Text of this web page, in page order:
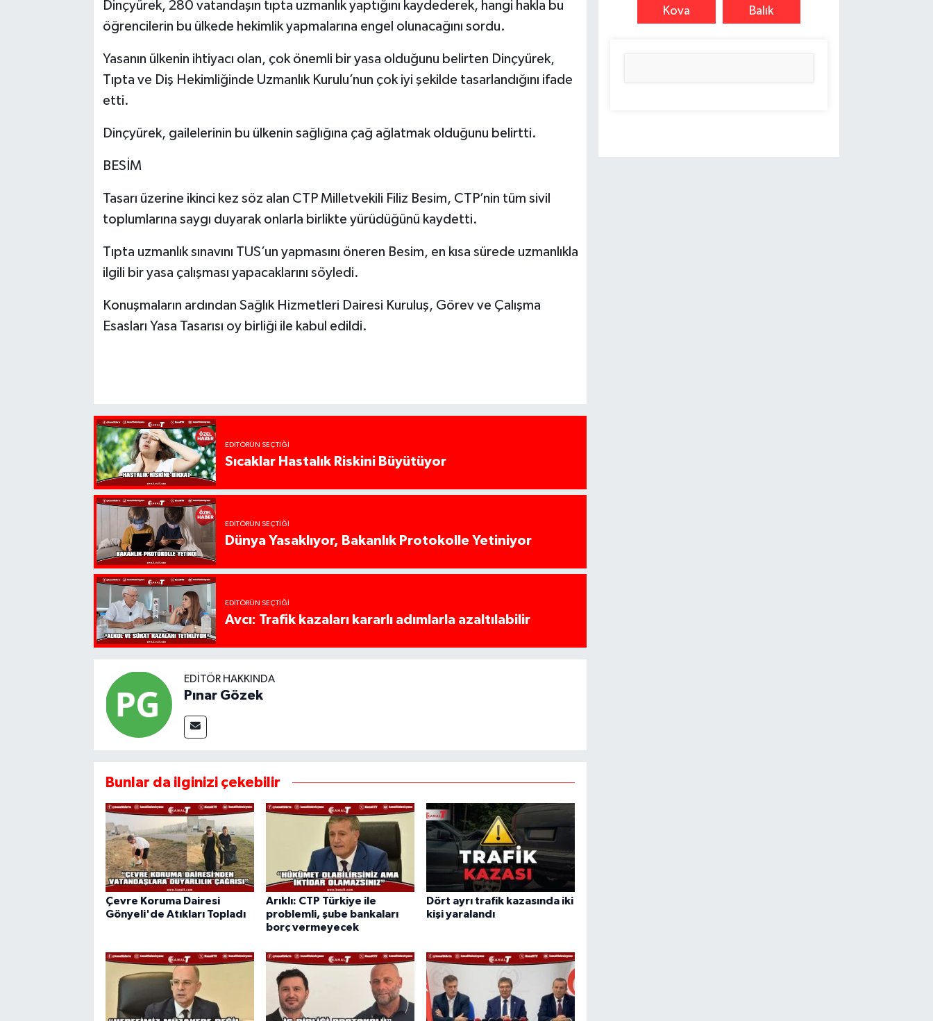
Dinçyürek, 280 vatandaşın tıpta uzmanlık yaptığını kaydederek, hangi hakla bu
öğrencilerin bu ülkede hekimlik yapmalarına engel olunacağını sordu.
Yasanın ülkenin ihtiyacı olan, çok önemli bir yasa olduğunu belirten Dinçyürek,
Tıpta ve Diş Hekimliğinde Uzmanlık Kurulu’nun çok iyi şekilde tasarlandığını ifade
etti.
Dinçyürek, gailelerinin bu ülkenin sağlığına çağ ağlatmak olduğunu belirtti.
BESİM
Tasarı üzerine ikinci kez söz alan CTP Milletvekili Filiz Besim, CTP’nin tüm sivil
toplumlarına saygı duyarak onlarla birlikte yürüdüğünü kaydetti.
Tıpta uzmanlık sınavını TUS’un yapmasını öneren Besim, en kısa sürede uzmanlıkla
ilgili bir yasa çalışması yapacaklarını söyledi.
Konuşmaların ardından Sağlık Hizmetleri Dairesi Kuruluş, Görev ve Çalışma
Esasları Yasa Tasarısı oy birliği ile kabul edildi.
EDITÖRÜN SEÇTIĞI
Sıcaklar Hastalık Riskini Büyütüyor
EDITÖRÜN SEÇTIĞI
Dünya Yasaklıyor, Bakanlık Protokolle Yetiniyor
EDITÖRÜN SEÇTIĞI
Avcı: Trafik kazaları kararlı adımlarla azaltılabilir
EDITÖR HAKKINDA
Pınar Gözek
Bunlar da ilginizi çekebilir
Çevre Koruma Dairesi
Gönyeli'de Atıkları Topladı
Arıklı: CTP Türkiye ile
problemli, şube bankaları
borç vermeyecek
Dört ayrı trafik kazasında iki
kişi yaralandı
Kova Balık